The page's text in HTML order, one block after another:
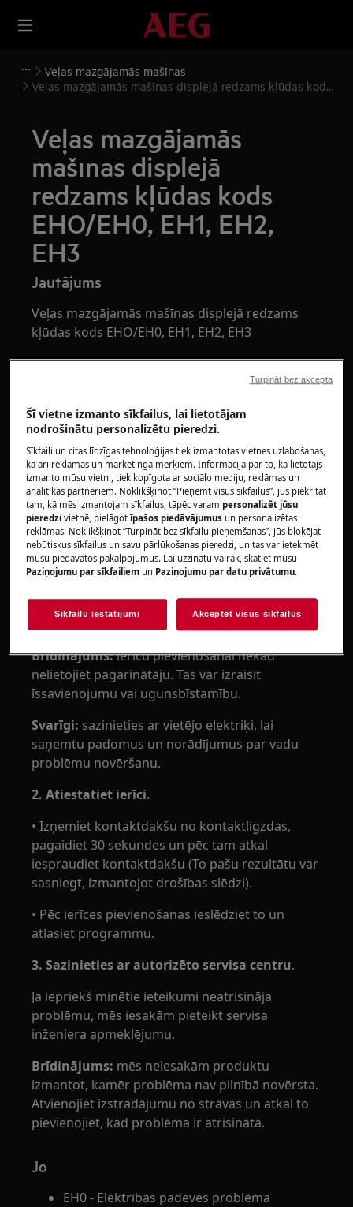
Veļas mazgājamās mašīnas
Veļas mazgājamās mašīnas displejā redzams kļūdas kods
Veļas mazgājamās
mašīnas displejā
redzams kļūdas kods
EHO/EH0, EH1, EH2,
EH3
Jautājums
Veļas mazgājamās mašīnas displejā redzams
kļūdas kods EHO/EH0, EH1, EH2, EH3
Augšas ielādes veļas mazgāšanas mašīnas
(brīvstāvošas un iebūvējamas)
Priekšas ielādes veļas mazgāšanas
mašīnas
Risinājums
1. Pārbaudiet elektrības padevi, tajā pašā
kontaktligzdā pievienojot citu izstrādājumu,
un pārbaudiet, vai tas darbojas.
Ja arī otrs produkts nedarbojas, problēma,
iespējams, ir saistīta ar vadu kļūmi.
Brīdinājums:ierīču pievienošanai nekad
nelietojiet pagarinātāju. Tas var izraisīt
īssavienojumu vai ugunsbīstamību.
Svarīgi: sazinieties ar vietējo elektriķi, lai
saņemtu padomus un norādījumus par vadu
problēmu novēršanu.
2. Atiestatiet ierīci.
• Izņemiet kontaktdakšu no kontaktligzdas,
pagaidiet 30 sekundes un pēc tam atkal
iespraudiet kontaktdakšu (To pašu rezultātu var
sasniegt, izmantojot drošības slēdzi).
• Pēc ierīces pievienošanas ieslēdziet to un
atlasiet programmu.
3. Sazinieties ar autorizēto servisa centru.
Ja iepriekš minētie ieteikumi neatrisināja
problēmu, mēs iesakām pieteikt servisa
inženiera apmeklējumu.
Brīdinājums: mēs neiesakām produktu
izmantot, kamēr problēma nav pilnībā novērsta.
Atvienojiet izstrādājumu no strāvas un atkal to
pievienojiet, kad problēma ir atrisināta.
Jo
EH0 - Elektrības padeves problēma
Šī vietne izmanto sīkfailus, lai lietotājam
nodrošinātu personalizētu pieredzi.
Sīkfaili un citas līdzīgas tehnoloģijas tiek izmantotas vietnes uzlabošanas,
kā arī reklāmas un mārketinga mērķiem. Informācija par to, kā lietotājs
izmanto mūsu vietni, tiek kopīgota ar sociālo mediju, reklāmas un
analītikas partneriem. Noklikšķinot “Pieņemt visus sīkfailus”, jūs piekrītat
tam, kā mēs izmantojam sīkfailus, tāpēc varampersonalizēt jūsu
pieredzivietnē, pielāgotīpašos piedāvājumus un personalizētas
reklāmas. Noklikšķinot “Turpināt bez sīkfailu pieņemšanas”, jūs bloķējat
nebūtiskus sīkfailus un savu pārlūkošanas pieredzi, un tas var ietekmēt
mūsu piedāvātos pakalpojumus. Lai uzzinātu vairāk, skatiet mūsu
Paziņojumu par sīkfailiem un Paziņojumu par datu privātumu.
Sīkfailu iestatījumi Akceptēt visus sīkfailus
Turpināt bez akcepta